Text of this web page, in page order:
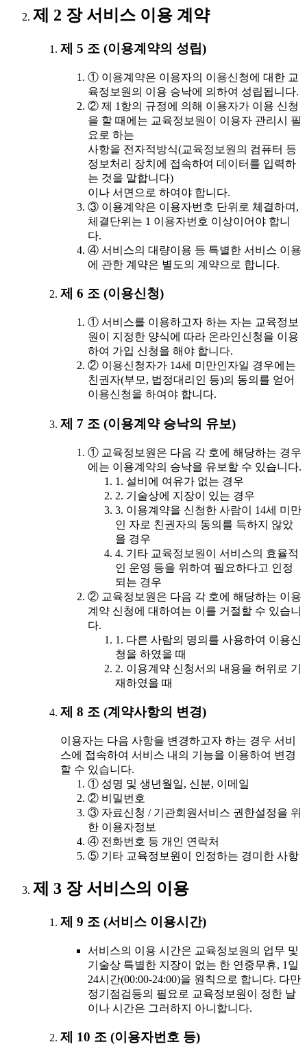
제 2 장 서비스 이용 계약
제 5 조 (이용계약의 성립)
① 이용계약은 이용자의 이용신청에 대한 교
육정보원의 이용 승낙에 의하여 성립됩니다.
② 제 1항의 규정에 의해 이용자가 이용 신청
을 할 때에는 교육정보원이 이용자 관리시 필
요로 하는
사항을 전자적방식(교육정보원의 컴퓨터 등
정보처리 장치에 접속하여 데이터를 입력하
는 것을 말합니다)
이나 서면으로 하여야 합니다.
③ 이용계약은 이용자번호 단위로 체결하며,
체결단위는 1 이용자번호 이상이어야 합니
다.
④ 서비스의 대량이용 등 특별한 서비스 이용
에 관한 계약은 별도의 계약으로 합니다.
제 6 조 (이용신청)
① 서비스를 이용하고자 하는 자는 교육정보
원이 지정한 양식에 따라 온라인신청을 이용
하여 가입 신청을 해야 합니다.
② 이용신청자가 14세 미만인자일 경우에는
친권자(부모, 법정대리인 등)의 동의를 얻어
이용신청을 하여야 합니다.
제 7 조 (이용계약 승낙의 유보)
① 교육정보원은 다음 각 호에 해당하는 경우
에는 이용계약의 승낙을 유보할 수 있습니다.
1. 설비에 여유가 없는 경우
2. 기술상에 지장이 있는 경우
3. 이용계약을 신청한 사람이 14세 미만
인 자로 친권자의 동의를 득하지 않았
을 경우
4. 기타 교육정보원이 서비스의 효율적
인 운영 등을 위하여 필요하다고 인정
되는 경우
② 교육정보원은 다음 각 호에 해당하는 이용
계약 신청에 대하여는 이를 거절할 수 있습니
다.
1. 다른 사람의 명의를 사용하여 이용신
청을 하였을 때
2. 이용계약 신청서의 내용을 허위로 기
재하였을 때
제 8 조 (계약사항의 변경)
이용자는 다음 사항을 변경하고자 하는 경우 서비
스에 접속하여 서비스 내의 기능을 이용하여 변경
할 수 있습니다.
① 성명 및 생년월일, 신분, 이메일
② 비밀번호
③ 자료신청 / 기관회원서비스 권한설정을 위
한 이용자정보
④ 전화번호 등 개인 연락처
⑤ 기타 교육정보원이 인정하는 경미한 사항
제 3 장 서비스의 이용
제 9 조 (서비스 이용시간)
서비스의 이용 시간은 교육정보원의 업무 및
기술상 특별한 지장이 없는 한 연중무휴, 1일
24시간(00:00-24:00)을 원칙으로 합니다. 다만
정기점검등의 필요로 교육정보원이 정한 날
이나 시간은 그러하지 아니합니다.
제 10 조 (이용자번호 등)